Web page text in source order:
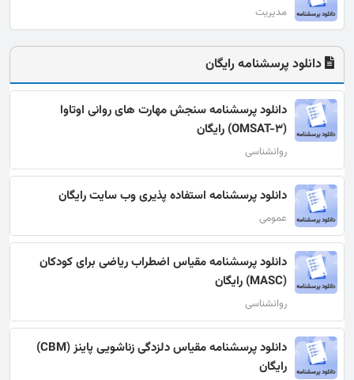
مدیریت
دانلود پرسشنامه رایگان
دانلود پرسشنامه سنجش مهارت های روانی اوتاوا
(OMSAT-3) رایگان
روانشناسی
دانلود پرسشنامه استفاده پذیری وب سایت رایگان
عمومی
دانلود پرسشنامه مقیاس اضطراب ریاضی برای کودکان
(MASC) رایگان
روانشناسی
دانلود پرسشنامه مقیاس دلزدگی زناشویی پاینز (CBM)
رایگان